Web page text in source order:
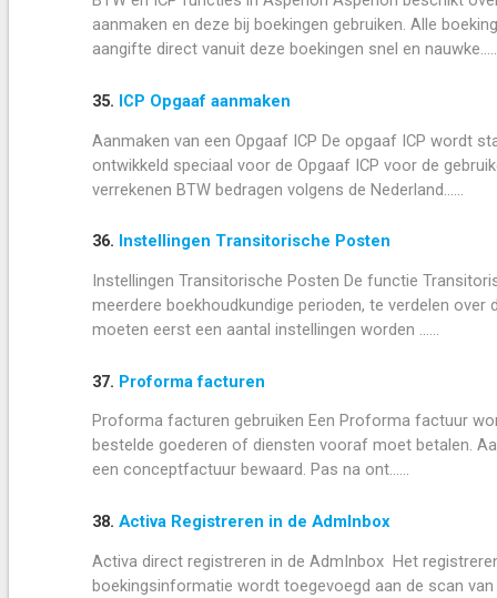
aanmaken en deze bij boekingen gebruiken. Alle
aangifte direct vanuit deze boekingen snel en
35. ICP Opgaaf aanmaken
Aanmaken van een Opgaaf ICP De opgaaf ICP wordt
ontwikkeld speciaal voor de Opgaaf ICP voor de
verrekenen BTW bedragen volgens de Nederland......
36. Instellingen Transitorische Posten
Instellingen Transitorische Posten De functie
meerdere boekhoudkundige perioden, te verdelen
moeten eerst een aantal instellingen worden ......
37. Proforma facturen
Proforma facturen gebruiken Een Proforma factuur
bestelde goederen of diensten vooraf moet betalen.
een conceptfactuur bewaard. Pas na ont......
38. Activa Registreren in de AdmInbox
Activa direct registreren in de AdmInbox Het
boekingsinformatie wordt toegevoegd aan de scan